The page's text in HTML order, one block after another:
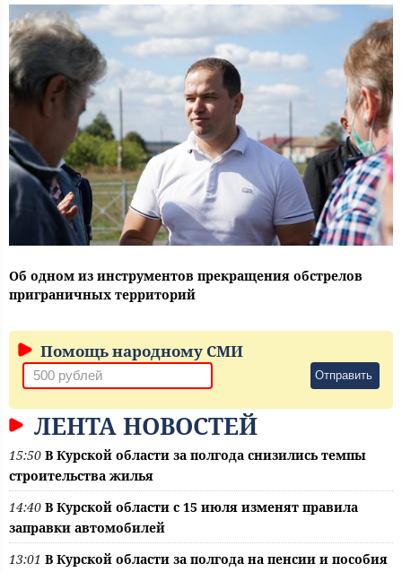
Об одном из инструментов прекращения обстрелов
приграничных территорий
Помощь народному СМИ
Отправить
ЛЕНТА НОВОСТЕЙ
15:50 В Курской области за полгода снизились темпы
строительства жилья
14:40 В Курской области с 15 июля изменят правила
заправки автомобилей
13:01 В Курской области за полгода на пенсии и пособия